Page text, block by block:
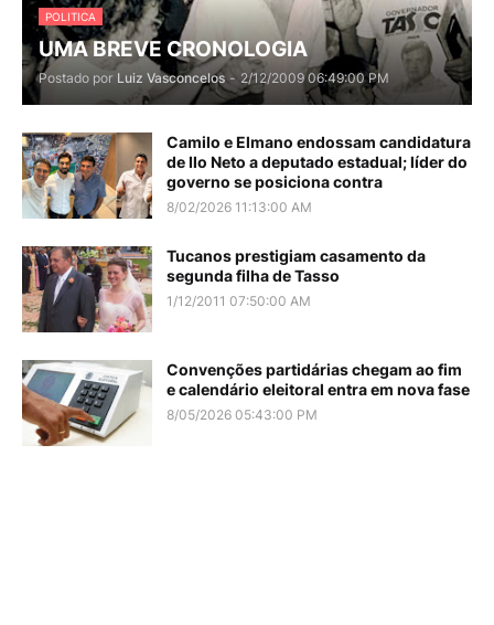
POLITICA
UMA BREVE CRONOLOGIA
Postado por Luiz Vasconcelos - 2/12/2009 06:49:00 PM
Camilo e Elmano endossam candidatura
de Ilo Neto a deputado estadual; líder do
governo se posiciona contra
8/02/2026 11:13:00 AM
Tucanos prestigiam casamento da
segunda filha de Tasso
1/12/2011 07:50:00 AM
Convenções partidárias chegam ao fim
e calendário eleitoral entra em nova fase
8/05/2026 05:43:00 PM